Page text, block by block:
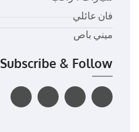
فان عائلي
ميني باص
Subscribe & Follow